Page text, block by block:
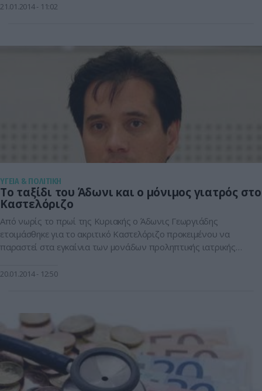
άλλους φορείς της Υγείας, συλλαλητήριο έξω από το
21.01.2014 11:02
ΥΓΕΙΑ & ΠΟΛΙΤΙΚΗ
Το ταξίδι του Άδωνι και ο μόνιμος γιατρός στο
Καστελόριζο
Από νωρίς το πρωί της Κυριακής ο Άδωνις Γεωργιάδης
ετοιμάσθηκε για το ακριτικό Καστελόριζο προκειμένου να
παραστεί στα εγκαίνια των μονάδων προληπτικής ιατρικής
ο κ. Γεωργιάδης ευχαρίστησε το Ίδρυμα και τόνισε ότι «όταν
20.01.2014 12:50